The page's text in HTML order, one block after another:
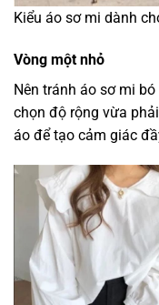
Kiểu áo sơ mi dành
Vòng một nhỏ
Nên tránh áo sơ mi
chọn độ rộng vừa
áo để tạo cảm giác